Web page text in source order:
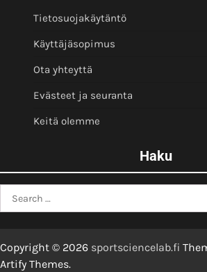
Tietosuojakäytäntö
Käyttäjäsopimus
Ota yhteyttä
Evästeet ja seuranta
Keitä olemme
Haku
for:
Copyright © 2026 sportsciencelab.fi
Artify Themes.